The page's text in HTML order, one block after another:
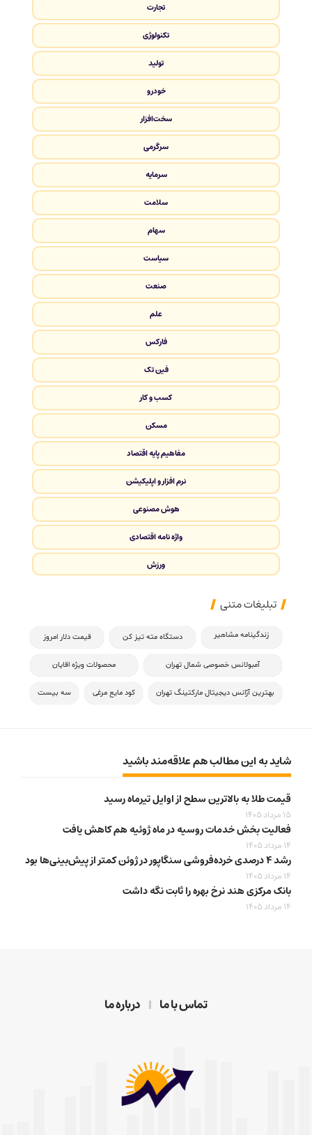
تجارت
تکنولوژی
تولید
خودرو
سخت‌افزار
سرگرمی
سرمایه
سلامت
سهام
سیاست
صنعت
علم
فارکس
فین تک
کسب و کار
مسکن
مفاهیم پایه اقتصاد
نرم افزار و اپلیکیشن
هوش مصنوعی
واژه نامه اقتصادی
ورزش
تبلیغات متنی
زندگینامه مشاهیر دستگاه مته تیز کن قیمت دلار امروز
آمبولانس خصوصی شمال تهران محصولات ویژه اقایان
بهترین آژانس دیجیتال مارکتینگ تهران کود مایع مرغی سه بیست
شاید به این مطالب هم علاقه‌مند باشید
قیمت طلا به بالاترین سطح از اوایل تیرماه رسید
15 مرداد 1405
فعالیت بخش خدمات روسیه در ماه ژوئیه هم کاهش یافت
14 مرداد 1405
رشد ۴ درصدی خرده‌فروشی سنگاپور در ژوئن کمتر از پیش‌بینی‌ها بود
14 مرداد 1405
بانک مرکزی هند نرخ بهره را ثابت نگه داشت
14 مرداد 1405
تماس با ما درباره ما